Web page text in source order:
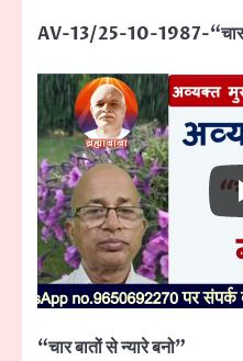
AV-13/25-10-1987-“चार
“चार बातों से न्यारे बनो”